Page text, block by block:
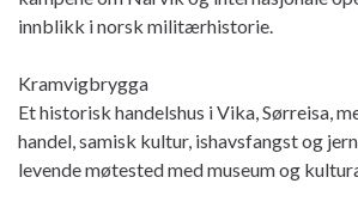
innblikk i norsk militærhistorie.
Kramvigbrygga
Et historisk handelshus i Vika, Sørreisa,
handel, samisk kultur, ishavsfangst og
levende møtested med museum og